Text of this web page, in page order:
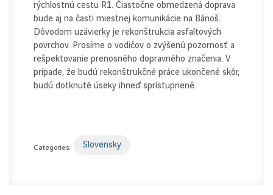
rýchlostnú cestu R1. Čiastočne obmedzená doprava
bude aj na časti miestnej komunikácie na Bánoš.
Dôvodom uzávierky je rekonštrukcia asfaltových
povrchov. Prosíme o vodičov o zvýšenú pozornosť a
rešpektovanie prenosného dopravného značenia. V
prípade, že budú rekonštrukčné práce ukončené skôr,
budú dotknuté úseky ihneď sprístupnené.
Categories: Slovensky